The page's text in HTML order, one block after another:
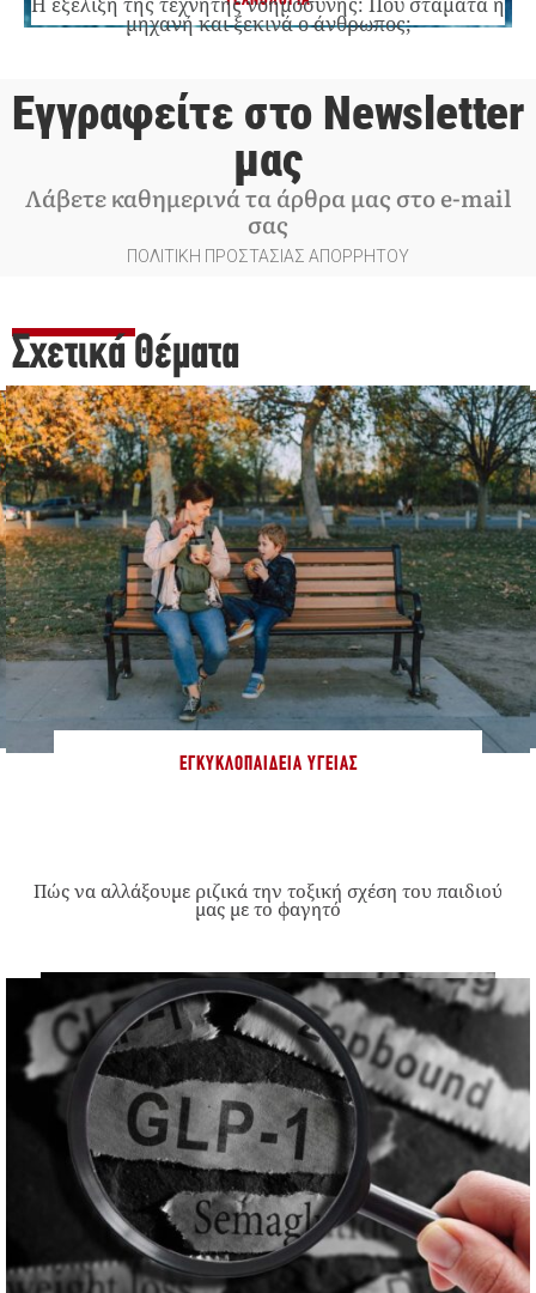
μηχανή και ξεκινά ο άνθρωπος;
Εγγραφείτε στο Newsletter
μας
Λάβετε καθημερινά τα άρθρα μας στο e-mail
σας
ΠΟΛΙΤΙΚΗ ΠΡΟΣΤΑΣΙΑΣ ΑΠΟΡΡΗΤΟΥ
Σχετικά Θέματα
ΕΓΚΥΚΛΟΠΑΊΔΕΙΑ ΥΓΕΊΑΣ
Πώς να αλλάξουμε ριζικά την τοξική σχέση του παιδιού
μας με το φαγητό